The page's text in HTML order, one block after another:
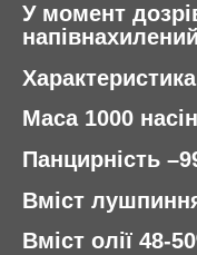
У момент
Маса 1000
Панцирність
Вміст
Вміст олії 48-